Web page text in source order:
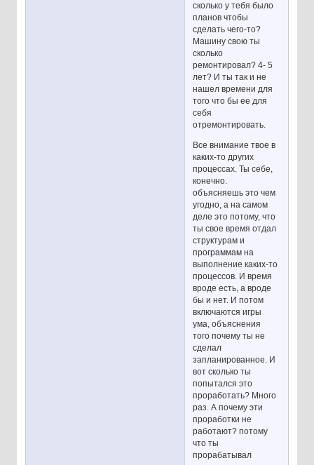
сколько у тебя было
планов чтобы
сделать чего-то?
Машину свою ты
сколько
ремонтировал? 4- 5
лет? И ты так и не
нашел времени для
того что бы ее для
себя
отремонтировать.
Все внимание твое в
каких-то других
процессах. Ты себе,
конечно.
объясняешь это чем
угодно, а на самом
деле это потому, что
ты свое время отдал
структурам и
программам на
выполнение каких-то
процессов. И время
вроде есть, а вроде
бы и нет. И потом
включаются игры
ума, объяснения
того почему ты не
сделал
запланированное. И
вот сколько ты
попытался это
проработать? Много
раз. А почему эти
проработки не
работают? потому
что ты
прорабатывал